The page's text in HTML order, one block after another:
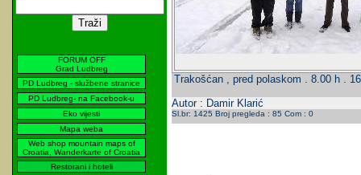
FORUM OFF
Grad Ludbreg
PD Ludbreg - službene stranice
PD Ludbreg- na Facebook-u
Eko vijesti
Mapa weba
Web shop mountain maps of
Croatia, Wanderkarte of Croatia
Restorani i hoteli
Trakošćan , pred polaskom . 8.00 h .
Autor : Damir Klarić
Sl.br: 1425 Broj pregleda : 85 Com : 0